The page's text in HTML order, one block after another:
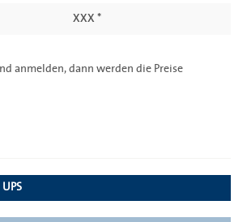
XXX *
anmelden, dann werden die Preise
UPS